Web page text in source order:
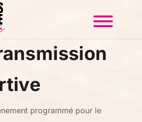
programmé pour le